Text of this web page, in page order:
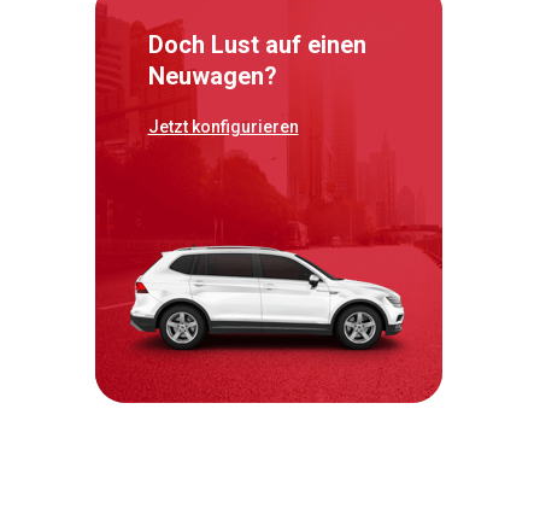
Doch Lust auf einen
Neuwagen?
Jetzt konfigurieren